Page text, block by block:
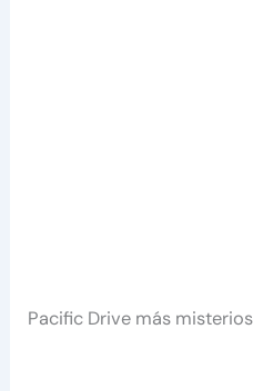
Pacific Drive más